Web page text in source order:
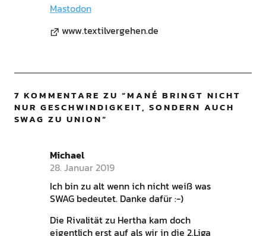
Mastodon
www.textilvergehen.de
7 KOMMENTARE ZU “MANÉ BRINGT NICHT
NUR GESCHWINDIGKEIT, SONDERN AUCH
SWAG ZU UNION”
Michael
28. Januar 2019
Ich bin zu alt wenn ich nicht weiß was
SWAG bedeutet. Danke dafür :-)
Die Rivalität zu Hertha kam doch
eigentlich erst auf als wir in die 2.Liga